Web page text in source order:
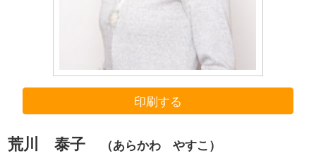
印刷する
荒川 泰子 （あらかわ やすこ）